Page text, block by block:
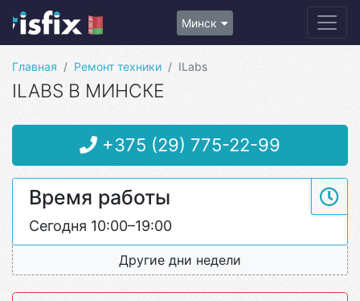
Минск
Главная Ремонт техники ILabs
ILABS В МИНСКЕ
+375 (29) 775-22-99
Время работы
Сегодня 10:00–19:00
Другие дни недели